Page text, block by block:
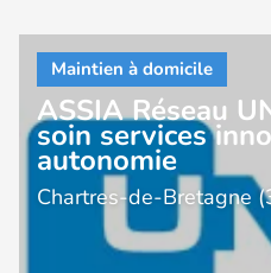
ASSIA Réseau
soin services
autonomie
Chartres-de-Bretagne